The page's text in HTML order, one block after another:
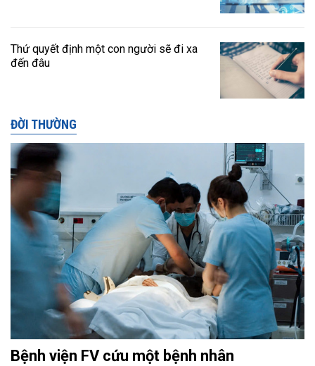
Thứ quyết định một con người sẽ đi xa
đến đâu
ĐỜI THƯỜNG
Bệnh viện FV cứu một bệnh nhân